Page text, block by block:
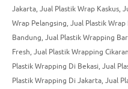
Jakarta, Jual Plastik Wrap Kaskus,
Wrap Pelangsing, Jual Plastik Wrap
Bandung, Jual Plastik Wrapping
Fresh, Jual Plastik Wrapping
Plastik Wrapping Di Bekasi, Jual
Plastik Wrapping Di Jakarta, Jual